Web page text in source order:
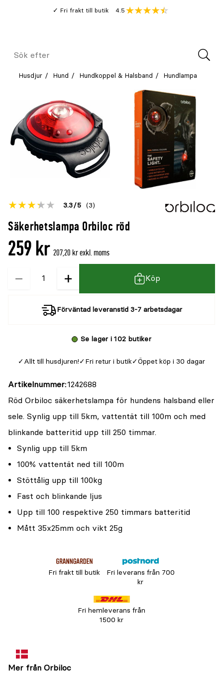
Fri frakt till butik
Genomsnitt
4.5
Meny
Sök
Husdjur Hund Hundkoppel & Halsband Hundlampa
Säkerhetslampa Orbiloc röd
Betyget
denna
{0}
3.3 5 (3)
Öppna
259 kr 207,20 kr exkl. moms
−
Kvantitet + Köp
Förväntad leveranstid 3-7 arbetsdagar
Se lager i 102 butiker
Allt till husdjuren! Fri retur i butik Öppet köp i 30 dagar
Artikelnummer 1242688
Röd Orbiloc säkerhetslampa för hundens halsband eller
sele. Synlig upp till 5km, vattentät till 100m och med
blinkande batteritid upp till 250 timmar.
Synlig upp till 5km
100% vattentät ned till 100m
Stöttålig upp till 100kg
Fast och blinkande ljus
Upp till 100 respektive 250 timmars batteritid
Mått 35x25mm och vikt 25g
Fri frakt till butik
Fri leverans från 700
kr
Fri hemleverans från
1500 kr
Mer från Orbiloc